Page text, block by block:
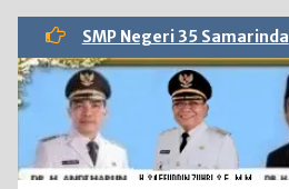
Skip
content
SMP Negeri 35 Samarinda